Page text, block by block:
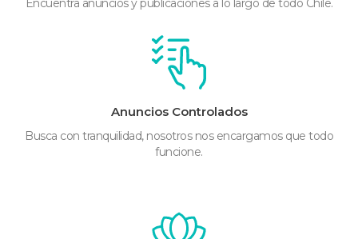
Encuentra anuncios y publicaciones a lo largo de todo Chile.
Anuncios Controlados
Busca con tranquilidad, nosotros nos encargamos que todo
funcione.